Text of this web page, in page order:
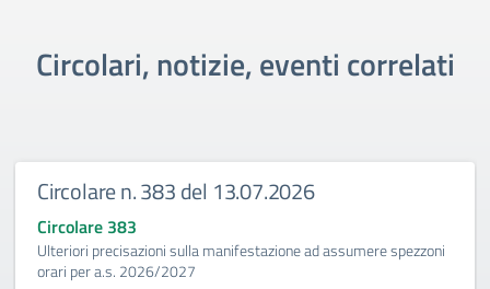
Circolari, notizie, eventi correlati
Circolare n. 383 del 13.07.2026
Circolare 383
Ulteriori precisazioni sulla manifestazione ad assumere spezzoni
orari per a.s. 2026/2027